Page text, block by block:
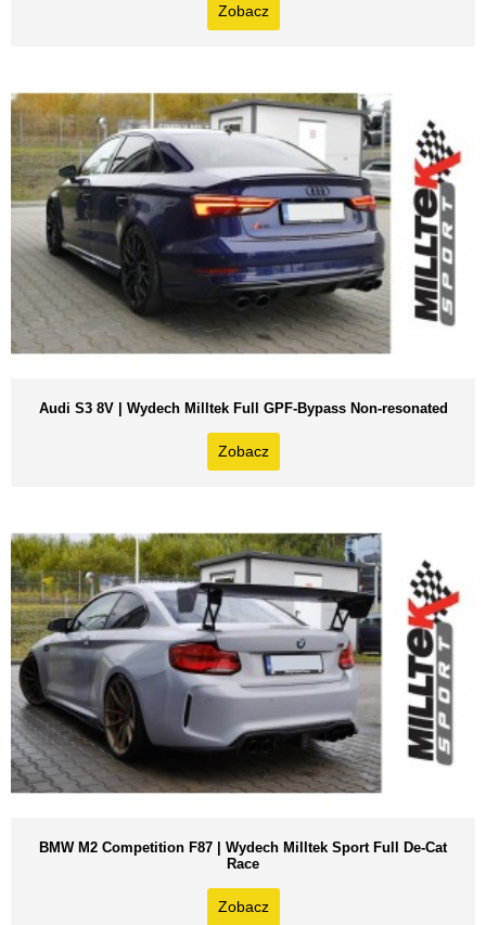
Zobacz
Audi S3 8V | Wydech Milltek Full GPF-Bypass Non-resonated
Zobacz
BMW M2 Competition F87 | Wydech Milltek Sport Full De-Cat
Race
Zobacz